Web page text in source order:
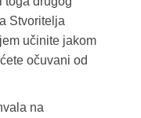
Stvoritelja
učinite jakom
očuvani od
na